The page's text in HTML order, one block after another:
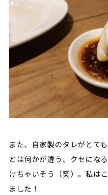
また、自家製のタレがとて
とは何かが違う、クセにな
けちゃいそう（笑）。私は
ました！